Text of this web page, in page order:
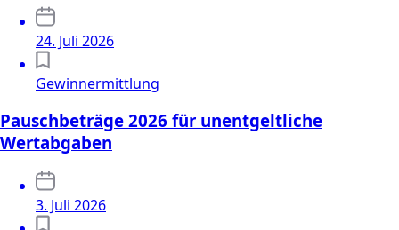
24. Juli 2026
Gewinnermittlung
Pauschbeträge 2026 für unentgeltliche
Wertabgaben
3. Juli 2026